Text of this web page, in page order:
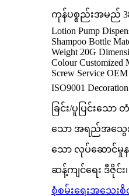
ကုန်ပစ္စည်းအမည်
Lotion Pump
Shampoo Bottle
Weight 20G
Colour Customized
Screw Service
ISO9001
ခြင်း/ပူပြင်းသေ
သော အရည်အသွေး
သော လုပ်ဆောင်မှု
ဆန့်ကျင်ရေး ဒီဇိုင်း၊
စုံစမ်းရေးအသေး